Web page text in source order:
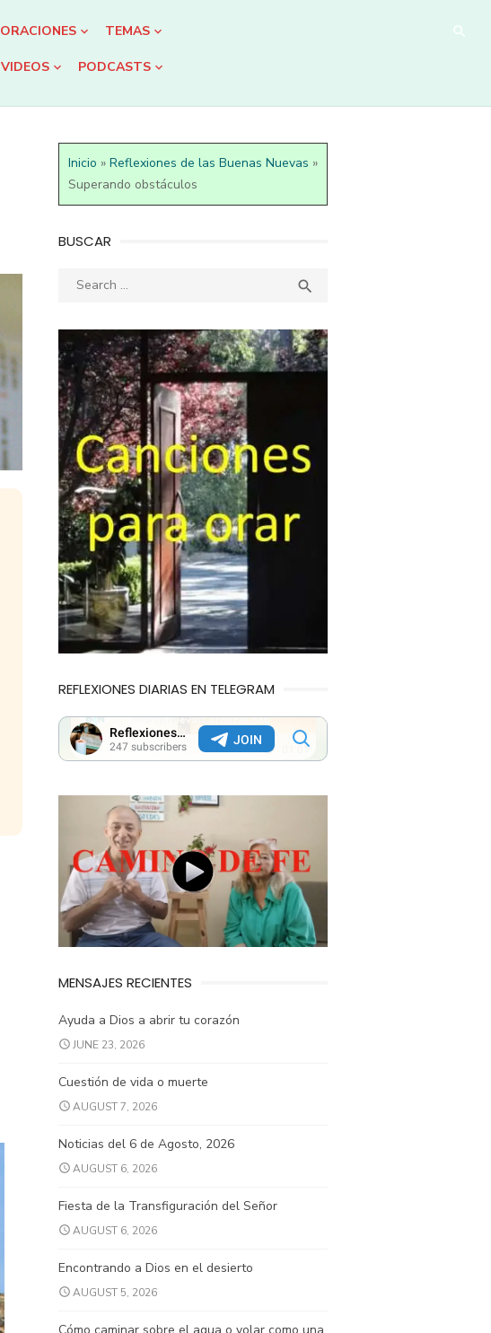
ORACIONES TEMAS
VIDEOS PODCASTS
Inicio » Reflexiones de las Buenas Nuevas »
Superando obstáculos
BUSCAR
Search

REFLEXIONES DIARIAS EN TELEGRAM
MENSAJES RECIENTES
Ayuda a Dios a abrir tu corazón
JUNE 23, 2026
Cuestión de vida o muerte
AUGUST 7, 2026
Noticias del 6 de Agosto, 2026
AUGUST 6, 2026
Fiesta de la Transfiguración del Señor
AUGUST 6, 2026
Encontrando a Dios en el desierto
AUGUST 5, 2026